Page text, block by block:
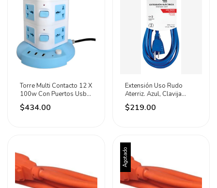
Torre Multi Contacto 12 X
100w Con Puertos Usb
Adir Premium
Blanco/azul
$434.00
Extensión Uso Rudo
Aterriz. Azul, Clavija
Recta, 7.6m, Iusa
$219.00
Agotado